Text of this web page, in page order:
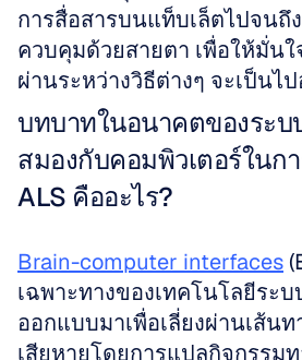
การสื่อสารบนแท็บเล็ตไปจนถึ
ควบคุมด้วยสายตา เพื่อให้มั่นใ
ผ่านระหว่างวิธีต่างๆ จะเป็นไ
บทบาทในอนาคตของระบ
สมองกับคอมพิวเตอร์ในก
ALS คืออะไร?
Brain-computer interfaces
เฉพาะทางของเทคโนโลยีระ
ออกแบบมาเพื่อเลี่ยงผ่านเส้น
เสียหายโดยการแปลกิจกรรม